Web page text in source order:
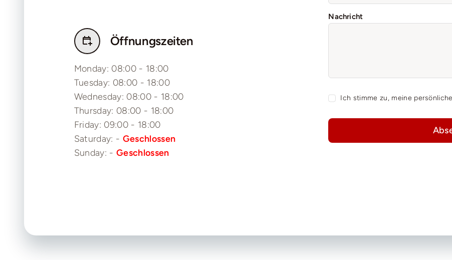
Öffnungszeiten
Monday: 08:00 - 18:00
Tuesday: 08:00 - 18:00
Wednesday: 08:00 - 18:00
Thursday: 08:00 - 18:00
Friday: 09:00 - 18:00
Saturday: - Geschlossen
Sunday: -Geschlossen
Nachricht
Ich stimme zu, meine